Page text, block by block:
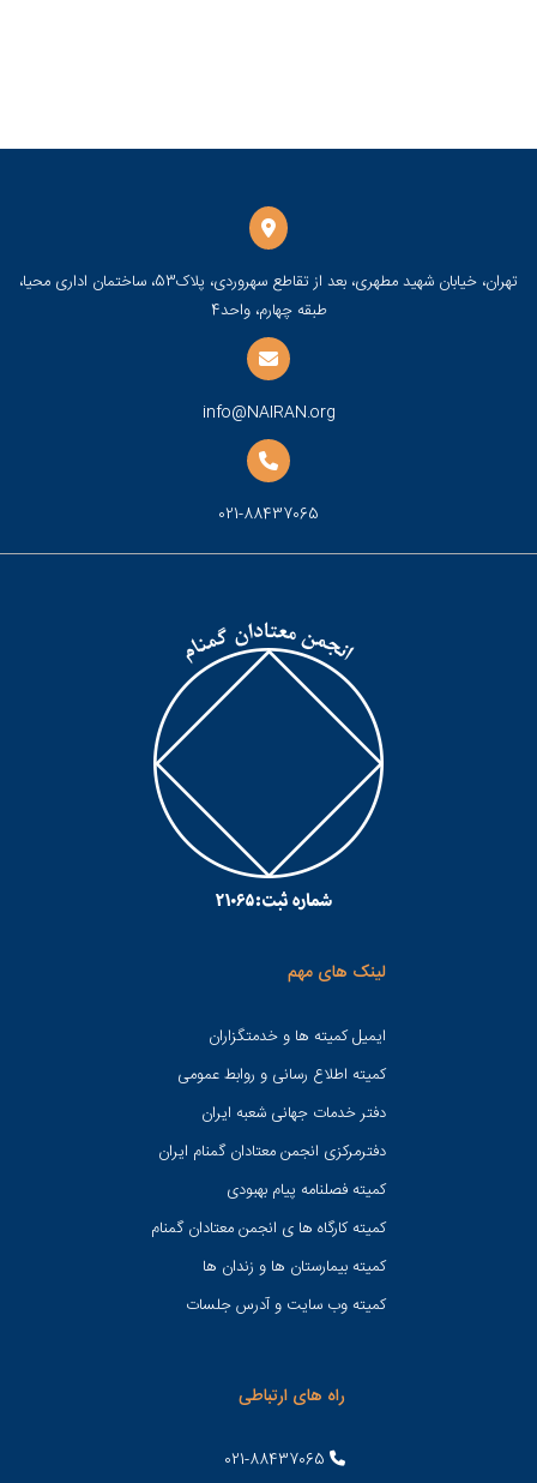
تهران، خیابان شهید مطهری، بعد از تقاطع سهروردی، پلاک53، ساختمان اداری محیا،
طبقه چهارم، واحد4
info@NAIRAN.org
021-88437065
لینک های مهم
ایمیل کمیته ها و خدمتگزاران
کميته اطلاع رسانی و روابط عمومی
دفتر خدمات جهانی شعبه ايران
دفترمرکزی انجمن معتادان گمنام ایران
کمیته فصلنامه پیام بهبودی
کمیته کارگاه ها ی انجمن معتادان گمنام
کمیته بیمارستان ها و زندان ها
کمیته وب سایت و آدرس جلسات
راه های ارتباطی